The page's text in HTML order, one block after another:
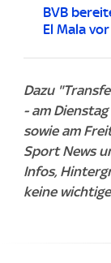
BVB
El Mala vor
Dazu
- am
sowie am
Sport News
Infos,
keine